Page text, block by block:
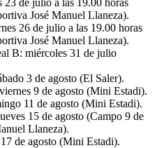
José Manuel Llaneza).
26 de julio a las 19.00 horas
José Manuel Llaneza).
B: miércoles 31 de julio
3 de agosto (El Saler).
9 de agosto (Mini Estadi).
11 de agosto (Mini Estadi).
15 de agosto (Campo 9 de
Llaneza).
de agosto (Mini Estadi).